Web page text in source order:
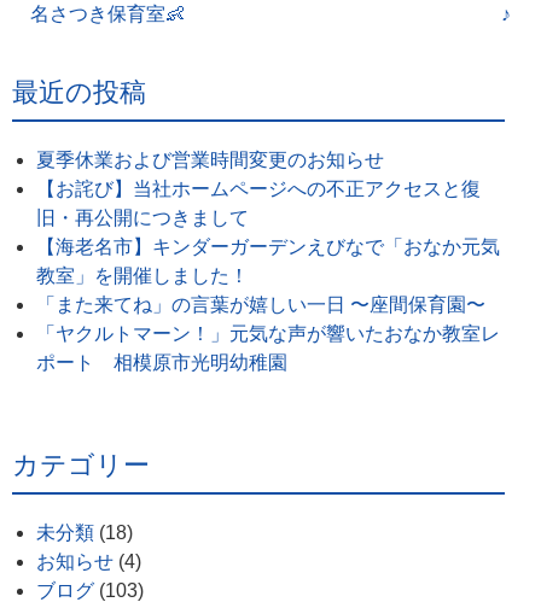
名さつき保育室👶
♪
最近の投稿
夏季休業および営業時間変更のお知らせ
【お詫び】当社ホームページへの不正アクセスと復
旧・再公開につきまして
【海老名市】キンダーガーデンえびなで「おなか元気
教室」を開催しました！
「また来てね」の言葉が嬉しい一日 〜座間保育園〜
「ヤクルトマーン！」元気な声が響いたおなか教室レ
ポート 相模原市光明幼稚園
カテゴリー
未分類 (18)
お知らせ (4)
ブログ (103)